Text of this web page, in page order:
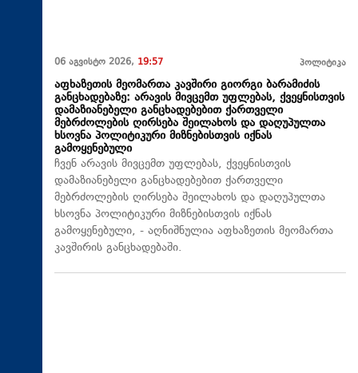
06 აგვისტო 2026, 19:57 პოლიტიკა
აფხაზეთის მეომართა კავშირი გიორგი ბარამიძის
განცხადებაზე: არავის მივცემთ უფლებას, ქვეყნისთვის
დამაზიანებელი განცხადებებით ქართველი
მებრძოლების ღირსება შეილახოს და დაღუპულთა
ხსოვნა პოლიტიკური მიზნებისთვის იქნას
გამოყენებული
ჩვენ არავის მივცემთ უფლებას, ქვეყნისთვის
დამაზიანებელი განცხადებებით ქართველი
მებრძოლების ღირსება შეილახოს და დაღუპულთა
ხსოვნა პოლიტიკური მიზნებისთვის იქნას
გამოყენებული, - აღნიშნულია აფხაზეთის მეომართა
კავშირის განცხადებაში.